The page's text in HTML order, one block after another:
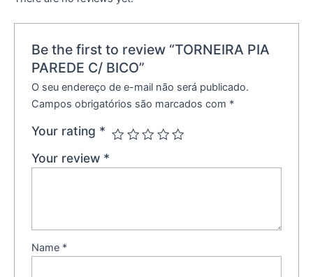
Be the first to review “TORNEIRA PIA
PAREDE C/ BICO”
O seu endereço de e-mail não será publicado.
Campos obrigatórios são marcados com *
Your rating *
Your review *
Name *